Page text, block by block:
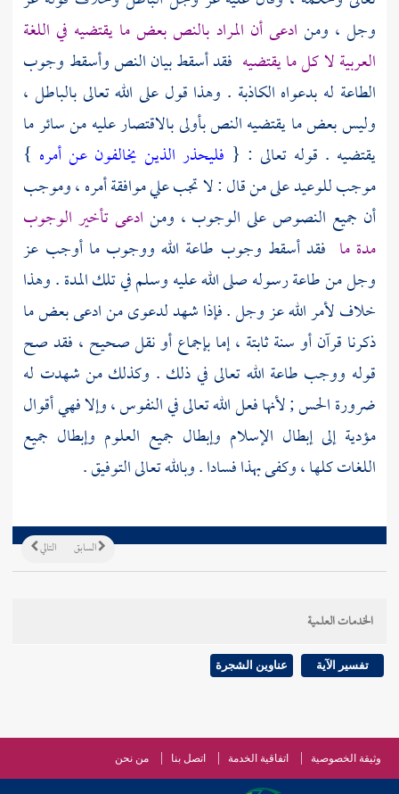
وجل ، ومن ادعى أن المراد بالنص بعض ما يقتضيه في اللغة
العربية لا كل ما يقتضيه فقد أسقط بيان النص وأسقط وجوب
الطاعة له بدعواه الكاذبة . وهذا قول على الله تعالى بالباطل ،
وليس بعض ما يقتضيه النص بأولى بالاقتصار عليه من سائر ما
يقتضيه . قوله تعالى : { فليحذر الذين يخالفون عن أمره }
موجب للوعيد على من قال : لا تجب علي موافقة أمره ، وموجب
أن جميع النصوص على الوجوب ، ومن ادعى تأخير الوجوب
مدة ما فقد أسقط وجوب طاعة الله ووجوب ما أوجب عز
وجل من طاعة رسوله صلى الله عليه وسلم في تلك المدة . وهذا
خلاف لأمر الله عز وجل . فإذا شهد لدعوى من ادعى بعض ما
ذكرنا قرآن أو سنة ثابتة ، إما بإجماع أو نقل صحيح ، فقد صح
قوله ووجب طاعة الله تعالى في ذلك . وكذلك من شهدت له
ضرورة الحس ; لأنها فعل الله تعالى في النفوس ، وإلا فهي أقوال
مؤدية إلى إبطال الإسلام وإبطال جميع العلوم وإبطال جميع
اللغات كلها ، وكفى بهذا فسادا . وبالله تعالى التوفيق .
التالي السابق
الخدمات العلمية
تفسير الآية عناوين الشجرة
وثيقة الخصوصية اتفاقية الخدمة اتصل بنا من نحن